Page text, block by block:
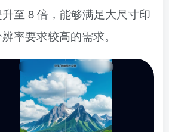
至 8 倍，能够满足大尺寸印
率要求较高的需求。